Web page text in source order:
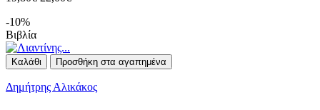
-10%
Βιβλία
Καλάθι Προσθήκη στα αγαπημένα
Δημήτρης Αλικάκος